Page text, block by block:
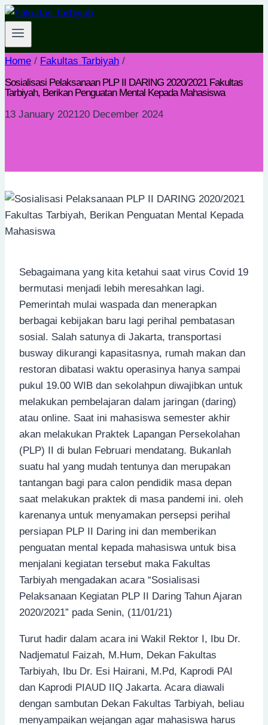
Skip
to
content
Home / Fakultas Tarbiyah /
Sosialisasi Pelaksanaan PLP II DARING 2020/2021 Fakultas
Tarbiyah, Berikan Penguatan Mental Kepada Mahasiswa
13 January 202120 December 2024
Sebagaimana yang kita ketahui saat virus Covid 19
bermutasi menjadi lebih meresahkan lagi.
Pemerintah mulai waspada dan menerapkan
berbagai kebijakan baru lagi perihal pembatasan
sosial. Salah satunya di Jakarta, transportasi
busway dikurangi kapasitasnya, rumah makan dan
restoran dibatasi waktu operasinya hanya sampai
pukul 19.00 WIB dan sekolahpun diwajibkan untuk
melakukan pembelajaran dalam jaringan (daring)
atau online. Saat ini mahasiswa semester akhir
akan melakukan Praktek Lapangan Persekolahan
(PLP) II di bulan Februari mendatang. Bukanlah
suatu hal yang mudah tentunya dan merupakan
tantangan bagi para calon pendidik masa depan
saat melakukan praktek di masa pandemi ini. oleh
karenanya untuk menyamakan persepsi perihal
persiapan PLP II Daring ini dan memberikan
penguatan mental kepada mahasiswa untuk bisa
menjalani kegiatan tersebut maka Fakultas
Tarbiyah mengadakan acara “Sosialisasi
Pelaksanaan Kegiatan PLP II Daring Tahun Ajaran
2020/2021” pada Senin, (11/01/21)
Turut hadir dalam acara ini Wakil Rektor I, Ibu Dr.
Nadjematul Faizah, M.Hum, Dekan Fakultas
Tarbiyah, Ibu Dr. Esi Hairani, M.Pd, Kaprodi PAI
dan Kaprodi PIAUD IIQ Jakarta. Acara diawali
dengan sambutan Dekan Fakultas Tarbiyah, beliau
menyampaikan wejangan agar mahasiswa harus